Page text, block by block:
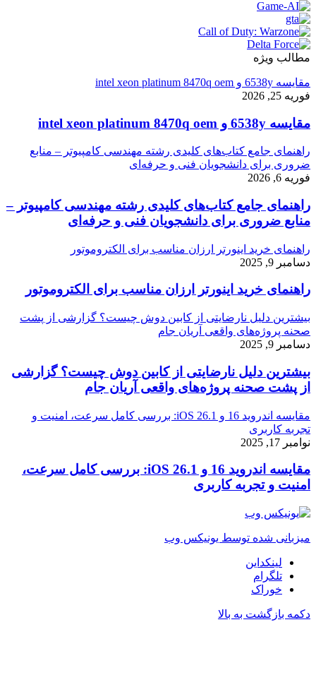
مطالب ویژه
مقایسه 6538y و intel xeon platinum 8470q oem
فوریه 25, 2026
مقایسه 6538y و intel xeon platinum 8470q oem
راهنمای جامع کتاب‌های کلیدی رشته مهندسی کامپیوتر – منابع
ضروری برای دانشجویان فنی و حرفه‌ای
فوریه 6, 2026
راهنمای جامع کتاب‌های کلیدی رشته مهندسی کامپیوتر –
منابع ضروری برای دانشجویان فنی و حرفه‌ای
راهنمای خرید اینورتر ارزان مناسب برای الکتروموتور
دسامبر 9, 2025
راهنمای خرید اینورتر ارزان مناسب برای الکتروموتور
بیشترین دلیل نارضایتی از کابین دوش چیست؟ گزارشی از پشت
صحنه پروژه‌های واقعی آریان جام
دسامبر 9, 2025
بیشترین دلیل نارضایتی از کابین دوش چیست؟ گزارشی
از پشت صحنه پروژه‌های واقعی آریان جام
مقایسه اندروید 16 و iOS 26.1: بررسی کامل سرعت، امنیت و
تجربه کاربری
نوامبر 17, 2025
مقایسه اندروید 16 و iOS 26.1: بررسی کامل سرعت،
امنیت و تجربه کاربری
میزبانی شده توسط یونیکس وب
لینکداین
تلگرام
خوراک
دکمه بازگشت به بالا